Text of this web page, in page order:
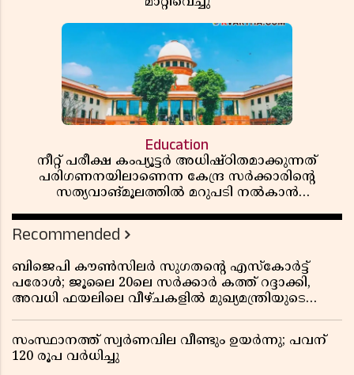
Education
നീറ്റ് പരീക്ഷ കംപ്യൂട്ടർ അധിഷ്ഠിതമാക്കുന്നത്
പരിഗണനയിലാണെന്ന കേന്ദ്ര സർക്കാരിൻ്റെ
സത്യവാങ്മൂലത്തിൽ മറുപടി നൽകാൻ
Recommended
ബിജെപി കൗൺസിലർ സുഗതന്റെ എസ്‌കോർട്ട്
പരോൾ; ജൂലൈ 20ലെ സർക്കാർ കത്ത് റദ്ദാക്കി,
അവധി ഫയലിലെ വീഴ്ചകളിൽ മുഖ്യമന്ത്രിയുടെ
സംസ്ഥാനത്ത് സ്വര്‍ണവില വീണ്ടും ഉയർന്നു; പവന്
120 രൂപ വര്‍ധിച്ചു